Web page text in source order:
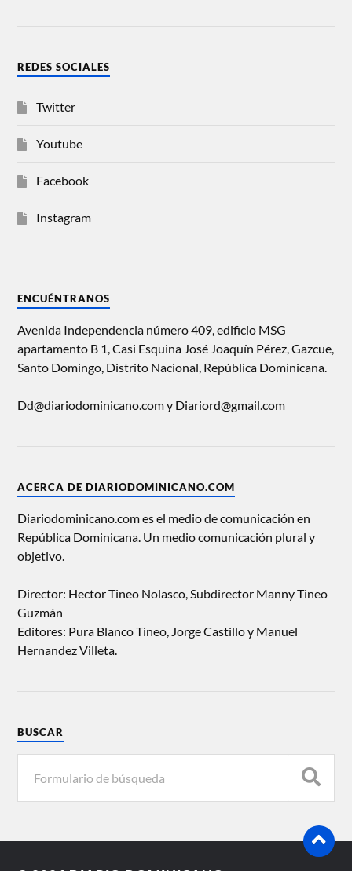
REDES SOCIALES
Twitter
Youtube
Facebook
Instagram
ENCUÉNTRANOS
Avenida Independencia número 409, edificio MSG
apartamento B 1, Casi Esquina José Joaquín Pérez, Gazcue,
Santo Domingo, Distrito Nacional, República Dominicana.
Dd@diariodominicano.com y Diariord@gmail.com
ACERCA DE DIARIODOMINICANO.COM
Diariodominicano.com es el medio de comunicación en
República Dominicana. Un medio comunicación plural y
objetivo.
Director: Hector Tineo Nolasco, Subdirector Manny Tineo
Guzmán
Editores: Pura Blanco Tineo, Jorge Castillo y Manuel
Hernandez Villeta.
BUSCAR